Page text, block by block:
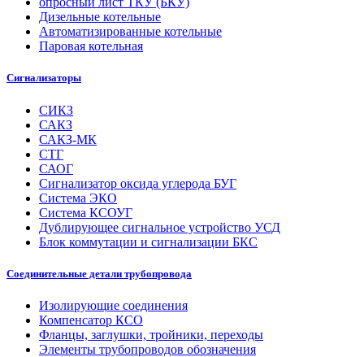
Дизельные котельные
Автоматизированные котельные
Паровая котельная
Сигнализаторы
СИКЗ
САКЗ
САКЗ-МК
СТГ
САОГ
Сигнализатор оксида углерода БУГ
Система ЭКО
Система КСОУГ
Дублирующее сигнальное устройство УСД
Блок коммутации и сигнализации БКС
Соединительные детали трубопровода
Изолирующие соединения
Компенсатор КСО
Фланцы, заглушки, тройники, переходы
Элементы трубопроводов обозначения